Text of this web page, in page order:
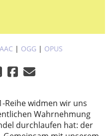
AAC | OGG | OPUS
Reihe widmen wir uns
Wahrnehmung
durchlaufen hat: der